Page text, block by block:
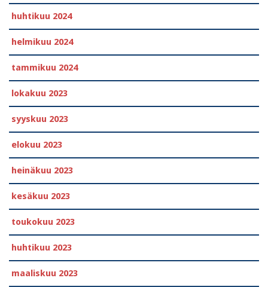
huhtikuu 2024
helmikuu 2024
tammikuu 2024
lokakuu 2023
syyskuu 2023
elokuu 2023
heinäkuu 2023
kesäkuu 2023
toukokuu 2023
huhtikuu 2023
maaliskuu 2023